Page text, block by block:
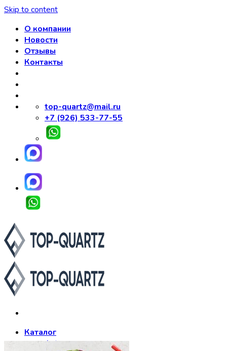
Skip to content
О компании
Новости
Отзывы
Контакты
top-quartz@mail.ru
+7 (926) 533-77-55
Каталог
Asterum